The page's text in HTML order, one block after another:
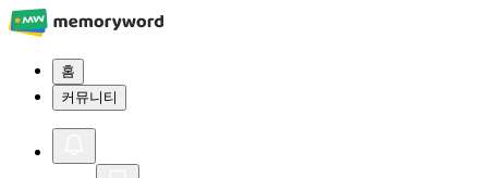
홈
커뮤니티